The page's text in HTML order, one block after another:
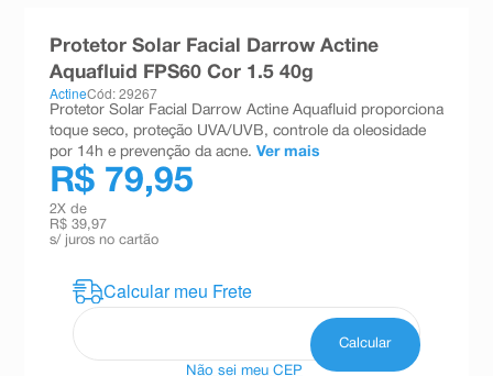
Protetor Solar Facial Darrow Actine
Aquafluid FPS60 Cor 1.5 40g
ActineCód: 29267
Protetor Solar Facial Darrow Actine Aquafluid proporciona
toque seco, proteção UVA/UVB, controle da oleosidade
por 14h e prevenção da acne. Ver mais
R$ 79,95
2X de
R$ 39,97
s/ juros no cartão
Não sei meu CEP
esmalte
10ºabsorvente